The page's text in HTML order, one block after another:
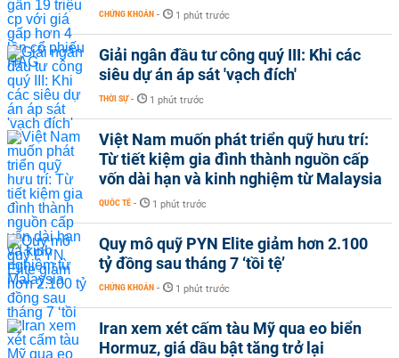
CHỨNG KHOÁN - 1 phút trước
Giải ngân đầu tư công quý III: Khi các
siêu dự án áp sát 'vạch đích'
THỜI SỰ - 1 phút trước
Việt Nam muốn phát triển quỹ hưu trí:
Từ tiết kiệm gia đình thành nguồn cấp
vốn dài hạn và kinh nghiệm từ Malaysia
QUỐC TẾ - 1 phút trước
Quy mô quỹ PYN Elite giảm hơn 2.100
tỷ đồng sau tháng 7 ‘tồi tệ’
CHỨNG KHOÁN - 1 phút trước
Iran xem xét cấm tàu Mỹ qua eo biển
Hormuz, giá dầu bật tăng trở lại